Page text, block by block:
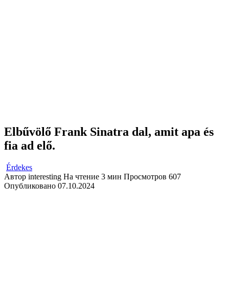
Elbűvölő Frank Sinatra dal, amit apa és
fia ad elő.
Érdekes
Автор interesting На чтение 3 мин Просмотров 607
Опубликовано 07.10.2024